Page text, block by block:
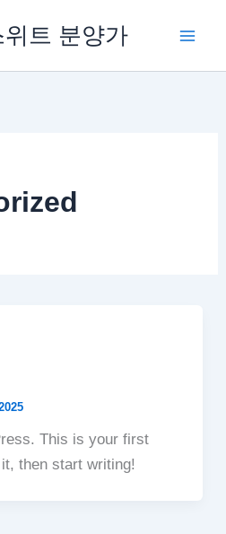
트 분양가
This is your first
then start writing!